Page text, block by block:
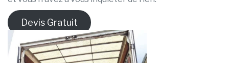
Devis Gratuit